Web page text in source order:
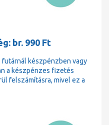
br. 990 Ft
készpénzben vagy
a készpénzes fizetés
felszámításra, mivel ez a